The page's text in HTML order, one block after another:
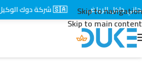
Skip to navigation
Skip to main content
الرياض 🇸🇦 شركة دوك الوكيل المعتمد بالسعودية